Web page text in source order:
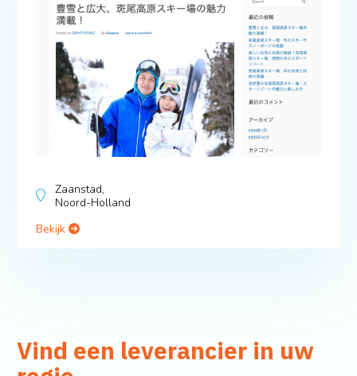
Zaanstad,
Noord-Holland
Bekijk
Vind een leverancier in uw